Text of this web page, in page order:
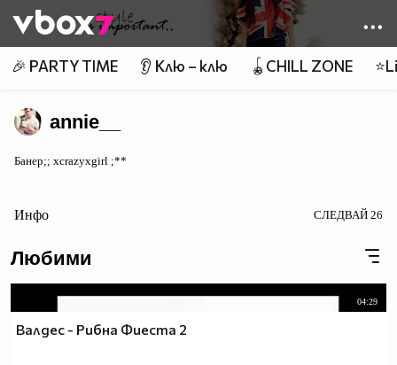
👾
🎉 PARTY TIME 👂 Клю – клю 🪀CHILL ZONE
annie__
Банер;; xcrazyxgirl ;**
Инфо СЛЕДВАЙ 26
Любими
04:29
Валдес - Рибна Фиеста 2